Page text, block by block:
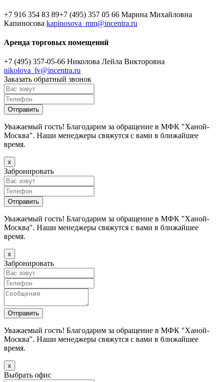
+7 916 354 83 89+7 (495) 357 05 66 Марина Михайловна
Капиносова kapinosova_mm@incentra.ru
Аренда торговых помещений
+7 (495) 357-05-66 Николова Лейла Викторовна
nikolova_lv@incentra.ru
Заказать обратный звонок
Уважаемый гость! Благодарим за обращение в МФК "Ханой-
Москва". Наши менеджеры свяжутся с вами в ближайшее
время.
х
Забронировать
Уважаемый гость! Благодарим за обращение в МФК "Ханой-
Москва". Наши менеджеры свяжутся с вами в ближайшее
время.
х
Забронировать
Уважаемый гость! Благодарим за обращение в МФК "Ханой-
Москва". Наши менеджеры свяжутся с вами в ближайшее
время.
х
Выбрать офис